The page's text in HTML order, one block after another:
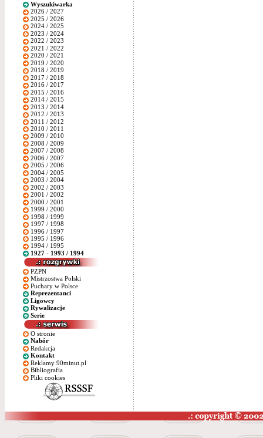
Wyszukiwarka
2026 / 2027
2025 / 2026
2024 / 2025
2023 / 2024
2022 / 2023
2021 / 2022
2020 / 2021
2019 / 2020
2018 / 2019
2017 / 2018
2016 / 2017
2015 / 2016
2014 / 2015
2013 / 2014
2012 / 2013
2011 / 2012
2010 / 2011
2009 / 2010
2008 / 2009
2007 / 2008
2006 / 2007
2005 / 2006
2004 / 2005
2003 / 2004
2002 / 2003
2001 / 2002
2000 / 2001
1999 / 2000
1998 / 1999
1997 / 1998
1996 / 1997
1995 / 1996
1994 / 1995
1927 - 1993 / 1994
PZPN
Mistrzostwa Polski
Puchary w Polsce
Reprezentanci
Ligowcy
Rywalizacje
Serie
O stronie
Nabór
Redakcja
Kontakt
Reklamy 90minut.pl
Bibliografia
Pliki cookies